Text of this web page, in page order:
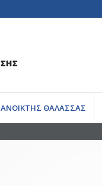
ΑΝΟΙΚΤΗΣ ΘΑΛΑΣΣΑΣ